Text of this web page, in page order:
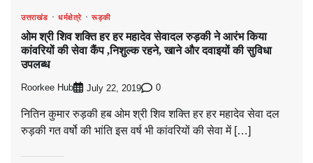
उत्तराखंड धर्मक्षेत्रे रूड़की
ओम श्री शिव शक्ति हर हर महादेव सेवादल रुड़की ने आरंभ किया
कांवरियों की सेवा कैंप ,निशुल्क रहने, खाने और दवाइयों की सुविधा
उपलब्ध
Roorkee Hub July 22, 2019 0
नितिन कुमार रुड़की हब ओम श्री शिव शक्ति हर हर महादेव सेवा दल
रुड़की गत वर्षो की भांति इस वर्ष भी कांवरियों की सेवा में […]